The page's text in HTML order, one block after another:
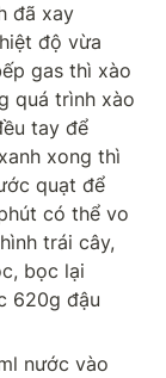
đã xay
độ vừa
gas thì xào
quá trình xào
tay để
xong thì
quạt để
có thể vo
trái cây,
bọc lại
620g đậu
nước vào